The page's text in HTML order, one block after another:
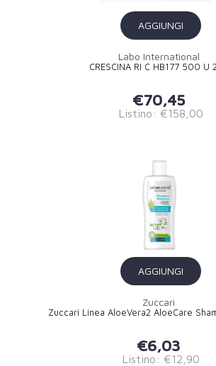
AGGIUNGI
Labo International
CRESCINA RI C HB177 500 U
€70,45
Listino: €158,00
AGGIUNGI
Zuccari
Zuccari Linea AloeVera2 AloeCare
€6,03
Listino: €12,90